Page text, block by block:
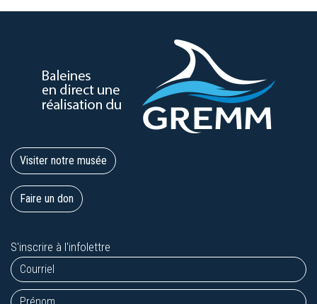
Visiter notre musée
Faire un don
S'inscrire à l'infolettre